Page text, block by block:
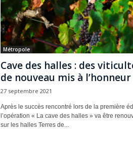
Métropole
Cave des halles : des
de nouveau mis à l’honneur
27 septembre 2021
Après le succès rencontré lors de la première
l’opération « La cave des halles » va être
sur les halles Terres de...